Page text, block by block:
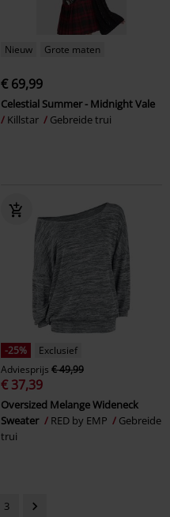
Nieuw Grote maten
€ 69,99
Celestial Summer - Midnight Vale
Killstar
Gebreide trui
-25%
Exclusief
Adviesprijs € 49,99
€ 37,39
Oversized Melange Wideneck
Sweater
RED by EMP
Gebreide
trui
3